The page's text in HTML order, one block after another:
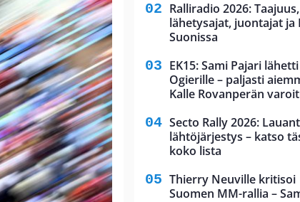
Ralliradio 2026: Taajuus,
lähetysajat, juontajat ja
Suonissa
EK15: Sami Pajari
Ogierille – paljasti
Kalle Rovanperän
Secto Rally 2026:
lähtöjärjestys – katso
koko lista
Thierry Neuville kritisoi
Suomen MM-rallia –